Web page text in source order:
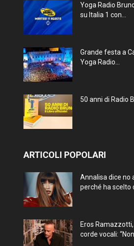
Yoga Radio
su Italia 1 con...
Grande festa a
Yoga Radio...
50 anni di Radio
ARTICOLI POPOLARI
Annalisa dice no
perché ha scelto
Eros
corde vocali: